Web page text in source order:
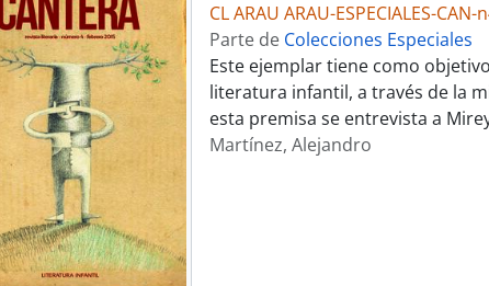
CL ARAU ARAU-ESPECIALES-CAN-
Parte de Colecciones Especiales
Este ejemplar tiene como
literatura infantil, a través de la
esta premisa se entrevista a
Martínez, Alejandro